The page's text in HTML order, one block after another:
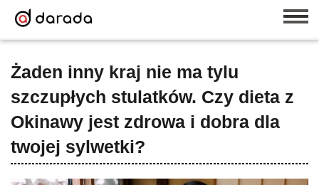
Żaden inny kraj nie ma tylu
szczupłych stulatków. Czy dieta z
Okinawy jest zdrowa i dobra dla
twojej sylwetki?